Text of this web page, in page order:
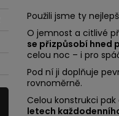
Použili jsme ty
O jemnost a citlivé
se přizpůsobí hned
celou noc – i pro
Pod ní ji doplňuje
rovnoměrně.
Celou konstrukci
letech